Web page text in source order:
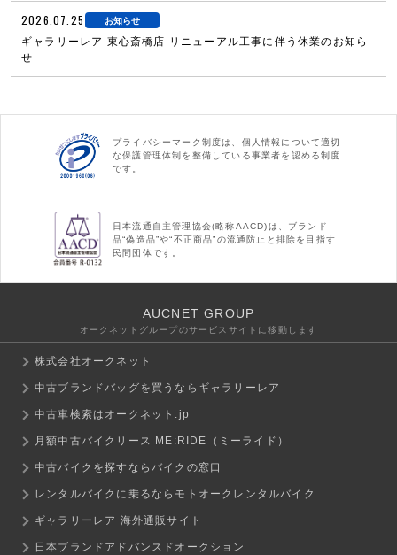
2026.07.25 お知らせ
ギャラリーレア 東心斎橋店 リニューアル工事に伴う休業のお知ら
せ
プライバシーマーク制度は、個人情報について適切
な保護管理体制を整備している事業者を認める制度
です。
日本流通自主管理協会(略称AACD)は、ブランド
品“偽造品”や“不正商品”の流通防止と排除を目指す
民間団体です。
AUCNET GROUP
オークネットグループのサービスサイトに移動します
株式会社オークネット
中古ブランドバッグを買うならギャラリーレア
中古車検索はオークネット.jp
月額中古バイクリース ME:RIDE（ミーライド）
中古バイクを探すならバイクの窓口
レンタルバイクに乗るならモトオークレンタルバイク
ギャラリーレア 海外通販サイト
日本ブランドアドバンスドオークション